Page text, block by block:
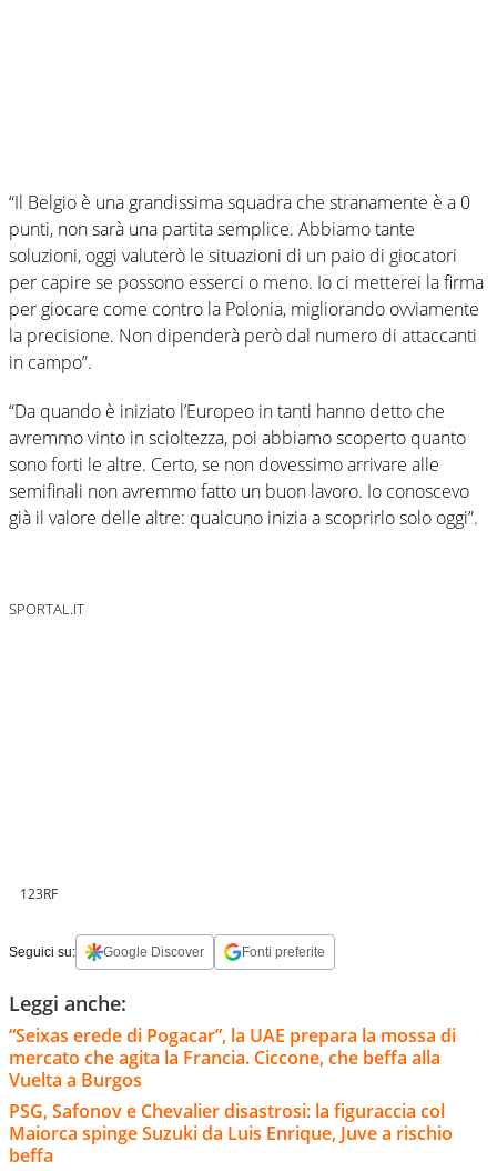
“Il Belgio è una grandissima squadra che stranamente è a 0
punti, non sarà una partita semplice. Abbiamo tante
soluzioni, oggi valuterò le situazioni di un paio di giocatori
per capire se possono esserci o meno. Io ci metterei la firma
per giocare come contro la Polonia, migliorando ovviamente
la precisione. Non dipenderà però dal numero di attaccanti
in campo”.
“Da quando è iniziato l’Europeo in tanti hanno detto che
avremmo vinto in scioltezza, poi abbiamo scoperto quanto
sono forti le altre. Certo, se non dovessimo arrivare alle
semifinali non avremmo fatto un buon lavoro. Io conoscevo
già il valore delle altre: qualcuno inizia a scoprirlo solo oggi”.
SPORTAL.IT
123RF
Seguici su: Google Discover Fonti preferite
Leggi anche:
“Seixas erede di Pogacar”, la UAE prepara la mossa di
mercato che agita la Francia. Ciccone, che beffa alla
Vuelta a Burgos
PSG, Safonov e Chevalier disastrosi: la figuraccia col
Maiorca spinge Suzuki da Luis Enrique, Juve a rischio
beffa